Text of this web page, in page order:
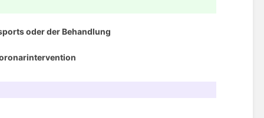
oder der Behandlung